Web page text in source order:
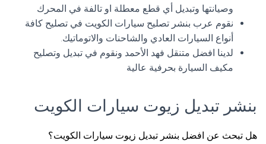
وصيانتها وتبديل أي قطع معطلة او تالفة في المحرك
نقوم عرب بنشر تصليح سيارات الكويت في تصليح كافة
أنواع السيارات العادي والشاحنات والاتوماتيك.
لدينا افضل متنقل فهد الأحمد ونقوم في تبديل وتصليح
مكيف السيارة بحرفية عالية
بنشر تبديل زيوت سيارات الكويت
هل تبحث عن افضل بنشر تبديل زيوت سيارات الكويت؟